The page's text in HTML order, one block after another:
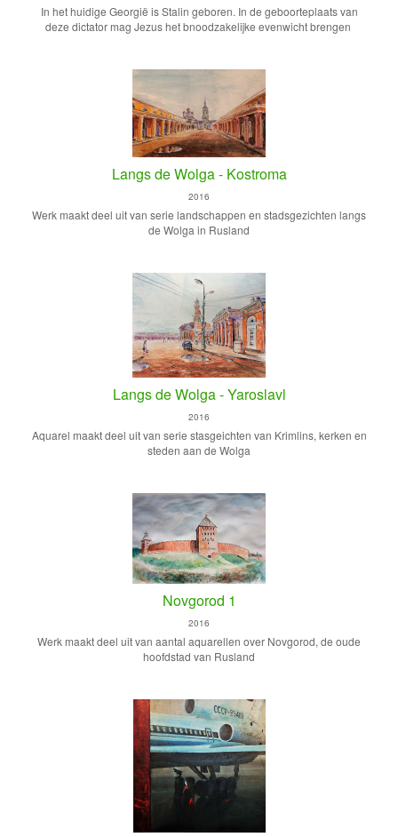
In het huidige Georgië is Stalin geboren. In de geboorteplaats van
deze dictator mag Jezus het bnoodzakelijke evenwicht brengen
Langs de Wolga - Kostroma
2016
Werk maakt deel uit van serie landschappen en stadsgezichten langs
de Wolga in Rusland
Langs de Wolga - Yaroslavl
2016
Aquarel maakt deel uit van serie stasgeichten van Krimlins, kerken en
steden aan de Wolga
Novgorod 1
2016
Werk maakt deel uit van aantal aquarellen over Novgorod, de oude
hoofdstad van Rusland